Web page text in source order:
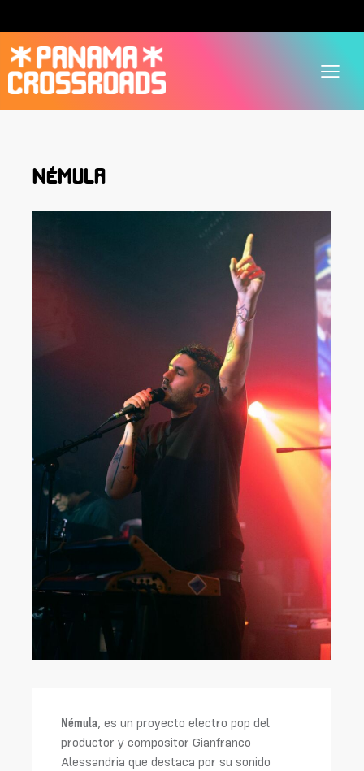
NÉMULA
Némula, es un proyecto electro pop del
productor y compositor Gianfranco
Alessandria que destaca por su sonido